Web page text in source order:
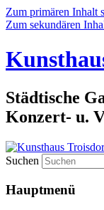
Zum primären Inhalt
Zum sekundären
Städtische
Konzert- u.
Suchen
Hauptmenü